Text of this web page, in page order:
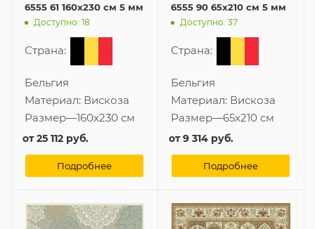
6555 61 160x230 см 5 мм
Доступно: 18
Страна:
Бельгия
Материал: Вискоза
Размер—160x230 см
от25 112 руб.
Подробнее
6555 90 65x210 см 5 мм
Доступно: 37
Страна:
Бельгия
Материал: Вискоза
Размер—65x210 см
от9 314 руб.
Подробнее